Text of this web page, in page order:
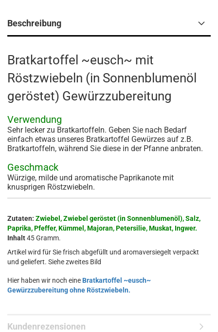
Beschreibung
Bratkartoffel ~eusch~ mit
Röstzwiebeln (in Sonnenblumenöl
geröstet) Gewürzzubereitung
Verwendung
Sehr lecker zu Bratkartoffeln. Geben Sie nach Bedarf
einfach etwas unseres Bratkartoffel Gewürzes auf z.B.
Bratkartoffeln, während Sie diese in der Pfanne anbraten.
Geschmack
Würzige, milde und aromatische Paprikanote mit
knusprigen Röstzwiebeln.
Zutaten: Zwiebel, Zwiebel geröstet (in Sonnenblumenöl), Salz,
Paprika, Pfeffer, Kümmel, Majoran, Petersilie, Muskat, Ingwer.
Inhalt45 Gramm.
Artikel wird für Sie frisch abgefüllt und aromaversiegelt verpackt
und geliefert. Siehe zweites Bild
Hier haben wir noch eine Bratkartoffel ~eusch~
Gewürzzubereitung ohne Röstzwiebeln.
Kundenrezensionen